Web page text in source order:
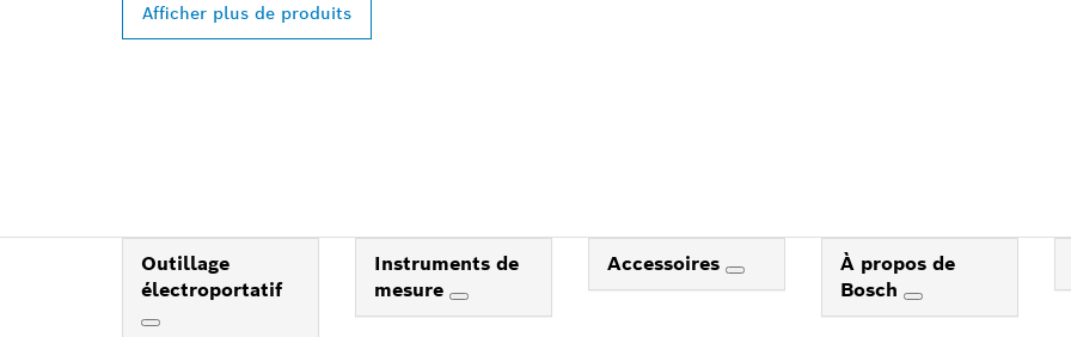
Afficher plus de produits
Outillage
électroportatif
Instruments de
mesure
Accessoires
À propos de
Bosch